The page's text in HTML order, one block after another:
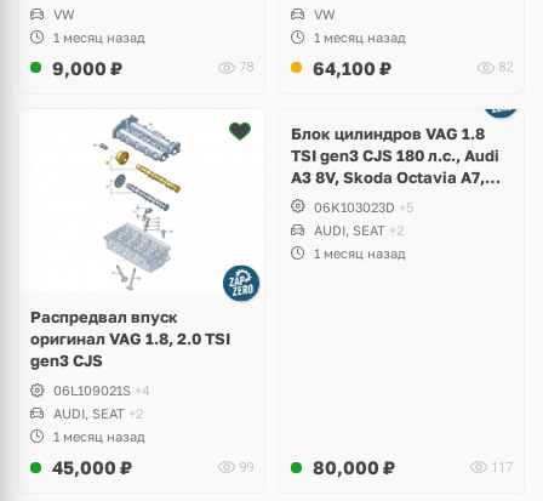
VW
1 месяц назад
9,000 ₽ 78
VW
1 месяц назад
64,100 ₽ 82
Распредвал впуск
оригинал VAG 1.8, 2.0 TSI
gen3 CJS
06L109021S +4
AUDI, SEAT +2
1 месяц назад
45,000 ₽ 99
2 фото
Блок цилиндров VAG 1.8
TSI gen3 CJS 180 л.с., Audi
A3 8V, Skoda Octavia A7,
Superb, Volkswagen Passat
B8, Golf VII Alltrack, Seat
Leon
06K103023D +5
AUDI, SEAT +2
1 месяц назад
80,000 ₽ 117